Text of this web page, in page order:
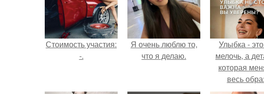
Стоимость участия:
-.
Я очень люблю то,
что я делаю.
Улыбка -
мелочь, а
которая
весь
человека.